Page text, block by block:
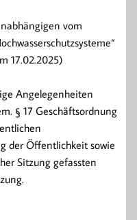
vom
17.02.2025)
Angelegenheiten
§ 17 Geschäftsordnung
der Öffentlichkeit sowie
Sitzung gefassten